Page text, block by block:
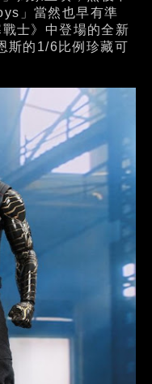
」當然也早有準
士》中登場的全新
斯的1/6比例珍藏可